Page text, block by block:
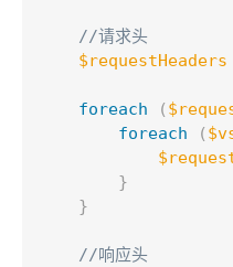
//请求头
$requestHeaders
foreach (
foreach
(
}
}
//响应头